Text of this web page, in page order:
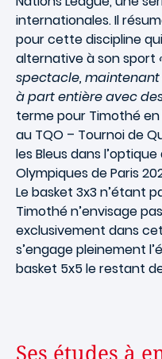
internationales. Il
pour cette discipline
alternative à son sport
spectacle, maintenant
à part entière avec
terme pour Timothé
au TQO – Tournoi de
les Bleus dans
Olympiques de Paris
Le basket 3x3 n’étant
Timothé n’envisage
exclusivement dans
s’engage pleinement
basket 5x5 le restant
Ses études à